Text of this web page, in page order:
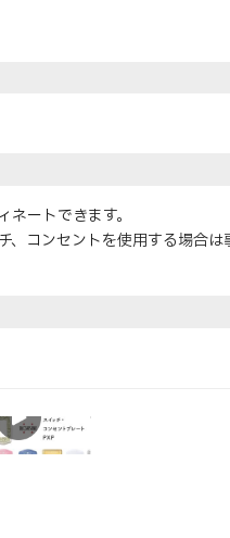
ートできます。
コンセントを使用する場合は